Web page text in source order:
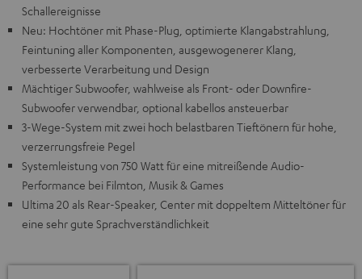
Schallereignisse
Neu: Hochtöner mit Phase-Plug, optimierte Klangabstrahlung,
Feintuning aller Komponenten, ausgewogenerer Klang,
verbesserte Verarbeitung und Design
Mächtiger Subwoofer, wahlweise als Front- oder Downfire-
Subwoofer verwendbar, optional kabellos ansteuerbar
3-Wege-System mit zwei hoch belastbaren Tieftönern für hohe,
verzerrungsfreie Pegel
Systemleistung von 750 Watt für eine mitreißende Audio-
Performance bei Filmton, Musik & Games
Ultima 20 als Rear-Speaker, Center mit doppeltem Mitteltöner für
eine sehr gute Sprachverständlichkeit